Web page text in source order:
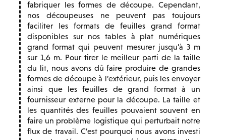
fabriquer les formes de découpe. Cependant,
nos découpeuses ne peuvent pas toujours
faciliter les formats de feuilles grand format
disponibles sur nos tables à plat numériques
grand format qui peuvent mesurer jusqu’à 3 m
sur 1,6 m. Pour tirer le meilleur parti de la taille
du lit, nous avons dû faire produire de grandes
formes de découpe à l’extérieur, puis les envoyer
ainsi que les feuilles de grand format à un
fournisseur externe pour la découpe. La taille et
les quantités des feuilles pouvaient souvent en
faire un problème logistique qui perturbait notre
flux de travail. C’est pourquoi nous avons investi